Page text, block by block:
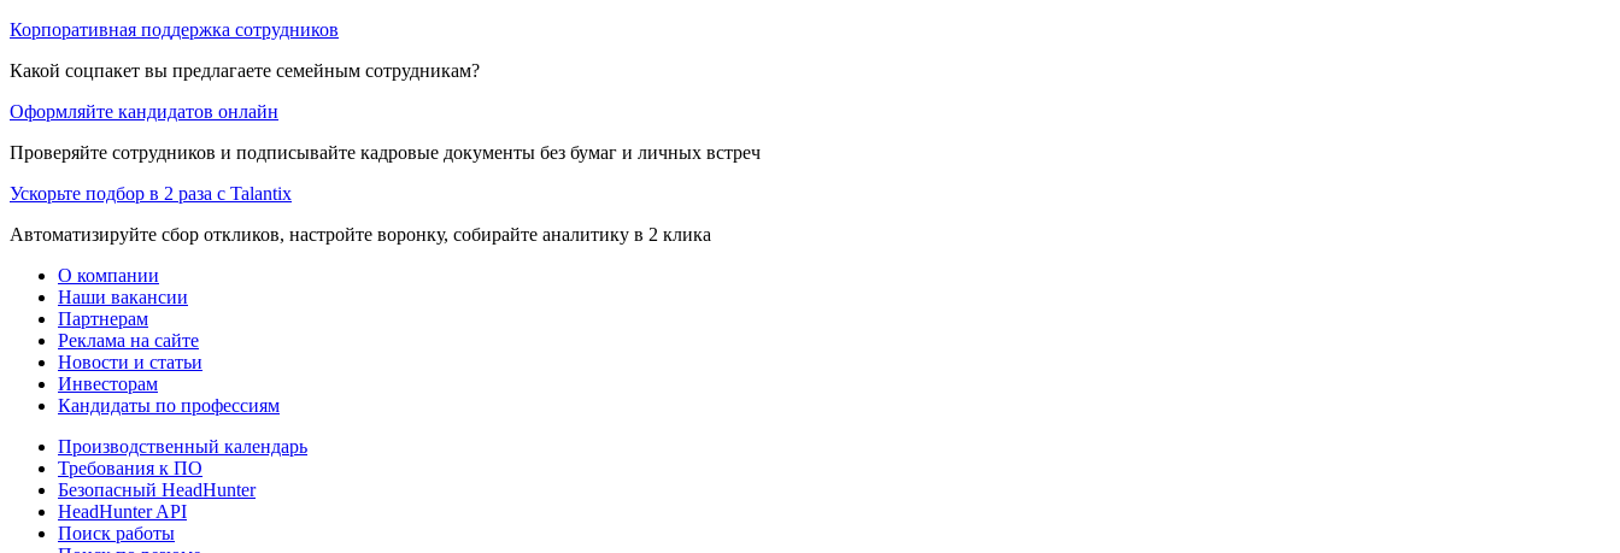
Корпоративная поддержка сотрудников
Какой соцпакет вы предлагаете семейным сотрудникам?
Оформляйте кандидатов онлайн
Проверяйте сотрудников и подписывайте кадровые документы без бумаг и личных встреч
Ускорьте подбор в 2 раза с Talantix
Автоматизируйте сбор откликов, настройте воронку, собирайте аналитику в 2 клика
О компании
Наши вакансии
Партнерам
Реклама на сайте
Новости и статьи
Инвесторам
Кандидаты по профессиям
Производственный календарь
Требования к ПО
Безопасный HeadHunter
HeadHunter API
Поиск работы